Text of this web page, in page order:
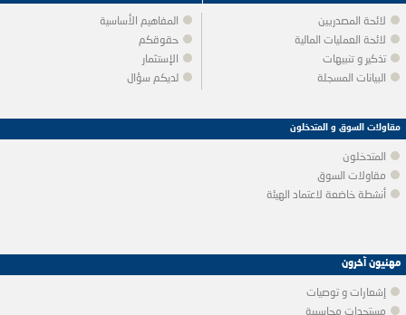
المفاهيم الأساسية
حقوقكم
الإستثمار
لديكم سؤال
لائحة المصدريين
لائحة العمليات المالية
تذكير و تنبيهات
البيانات المسجلة
مقاولات السوق و المتدخلون
المتدخلون
مقاولات السوق
أنشطة خاضعة لاعتماد الهيئة
مهنيون آخرون
إشعارات و توصيات
مستجدات محاسبية